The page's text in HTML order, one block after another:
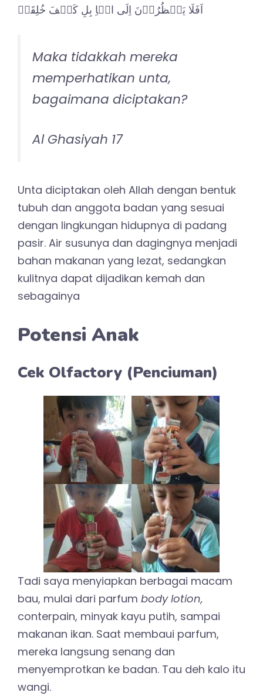
اَفَلَا يَنۡظُرُوۡنَ اِلَى الۡاِ بِلِ كَيۡفَ خُلِقَتۡ
Maka tidakkah mereka
memperhatikan unta,
bagaimana diciptakan?
Al Ghasiyah 17
Unta diciptakan oleh Allah dengan bentuk
tubuh dan anggota badan yang sesuai
dengan lingkungan hidupnya di padang
pasir. Air susunya dan dagingnya menjadi
bahan makanan yang lezat, sedangkan
kulitnya dapat dijadikan kemah dan
sebagainya
Potensi Anak
Cek Olfactory (Penciuman)
Tadi saya menyiapkan berbagai macam
bau, mulai dari parfum body lotion,
conterpain, minyak kayu putih, sampai
makanan ikan. Saat membaui parfum,
mereka langsung senang dan
menyemprotkan ke badan. Tau deh kalo itu
wangi.